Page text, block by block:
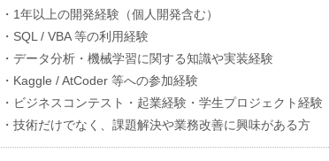
・1年以上の開発経験（個人開発含む）
・SQL / VBA 等の利用経験
・データ分析・機械学習に関する知識や実装経験
・Kaggle / AtCoder 等への参加経験
・ビジネスコンテスト・起業経験・学生プロジェクト経験
・技術だけでなく、課題解決や業務改善に興味がある方